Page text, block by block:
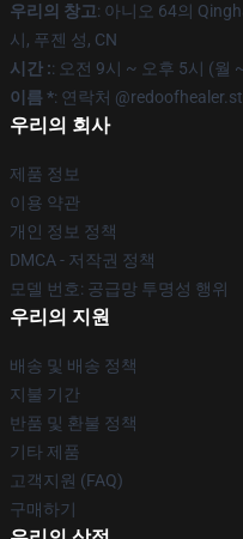
우리의 창고: 아니오 64의
시, 푸젠 성, CN
시간 :: 오전 9시 ~ 오후 5시 (월
이름 *: 연락처
우리의 회사
제품 정보
이용 약관
개인 정보 정책
DMCA - 저작권 정책
모델 번호: 공급망 투명성 행위
우리의 지원
배송 및 배송 정책
지불 기간
반품 및 환불 정책
기타 제품
고객지원 (FAQ)
구매하기